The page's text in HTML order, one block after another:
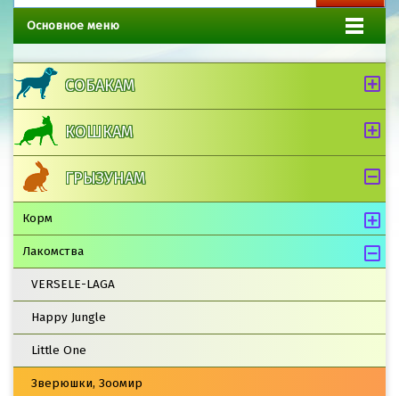
Основное меню
СОБАКАМ
КОШКАМ
ГРЫЗУНАМ
Корм
Лакомства
VERSELE-LAGA
Happy Jungle
Little One
Зверюшки, Зоомир